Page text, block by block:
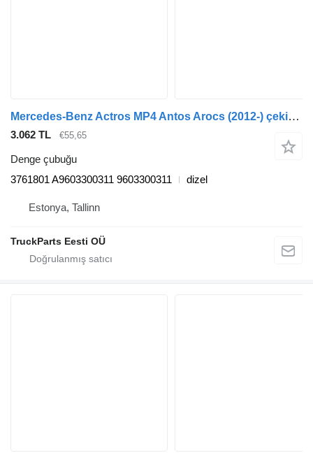
Mercedes-Benz Actros MP4 Antos Arocs (2012-) çekici için Mercedes-Benz actros mp4 2551 (01.12-) 3761801 denge çubuğu
3.062 TL €55,65
Denge çubuğu
3761801 A9603300311 9603300311
dizel
Estonya, Tallinn
TruckParts Eesti OÜ